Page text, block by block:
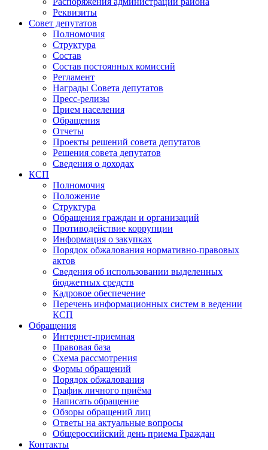
Реквизиты
Совет депутатов
Полномочия
Структура
Состав
Состав постоянных комиссий
Регламент
Награды Совета депутатов
Пресс-релизы
Прием населения
Обращения
Отчеты
Проекты решений совета депутатов
Решения совета депутатов
Сведения о доходах
КСП
Полномочия
Положение
Структура
Обращения граждан и организаций
Противодействие коррупции
Информация о закупках
Порядок обжалования нормативно-правовых
актов
Сведения об использовании выделенных
бюджетных средств
Кадровое обеспечение
Перечень информационных систем в ведении
КСП
Обращения
Интернет-приемная
Правовая база
Схема рассмотрения
Формы обращений
Порядок обжалования
График личного приёма
Написать обращение
Обзоры обращений лиц
Ответы на актуальные вопросы
Общероссийский день приема Граждан
Контакты